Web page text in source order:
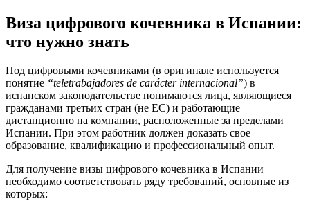
Виза цифрового кочевника в Испании:
что нужно знать
Под цифровыми кочевниками (в оригинале используется
понятие “teletrabajadores de carácter internacional”) в
испанском законодательстве понимаются лица, являющиеся
гражданами третьих стран (не ЕС) и работающие
дистанционно на компании, расположенные за пределами
Испании. При этом работник должен доказать свое
образование, квалификацию и профессиональный опыт.
Для получение визы цифрового кочевника в Испании
необходимо соответствовать ряду требований, основные из
которых: